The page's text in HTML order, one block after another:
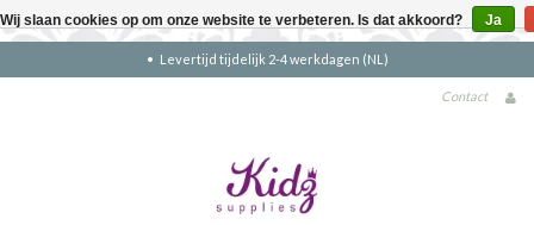
Gratis verzending boven €90 (NL)
Contact
Wij slaan cookies op om onze website te verbeteren. Is dat akkoord? Ja